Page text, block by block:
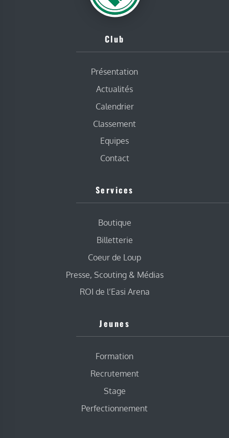
Club
Présentation
Actualités
Calendrier
Classement
Equipes
Contact
Services
Boutique
Billetterie
Coeur de Loup
Presse, Scouting & Médias
ROI de l’Easi Arena
Jeunes
Formation
Recrutement
Stage
Perfectionnement